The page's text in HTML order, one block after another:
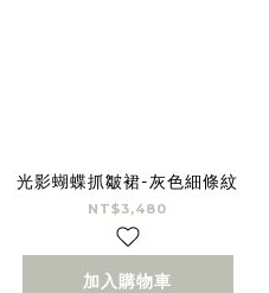
光影蝴蝶抓皺裙-灰色細條紋
NT$3,480
加入購物車